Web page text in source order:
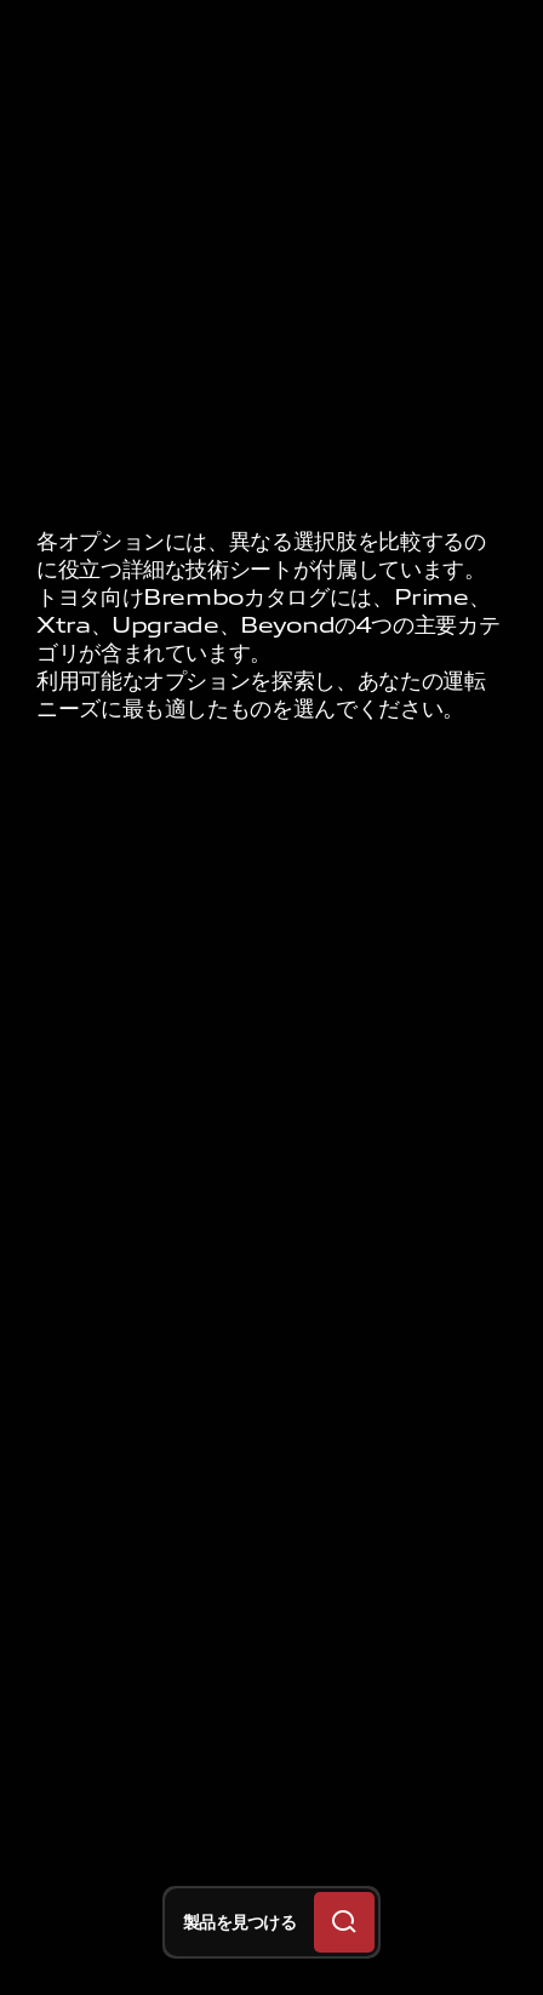
各オプションには、異なる選択肢を比較するの
に役立つ詳細な技術シートが付属しています。
トヨタ向けBremboカタログには、Prime、
Xtra、Upgrade、Beyondの4つの主要カテ
ゴリが含まれています。
利用可能なオプションを探索し、あなたの運転
ニーズに最も適したものを選んでください。
製品を見つける